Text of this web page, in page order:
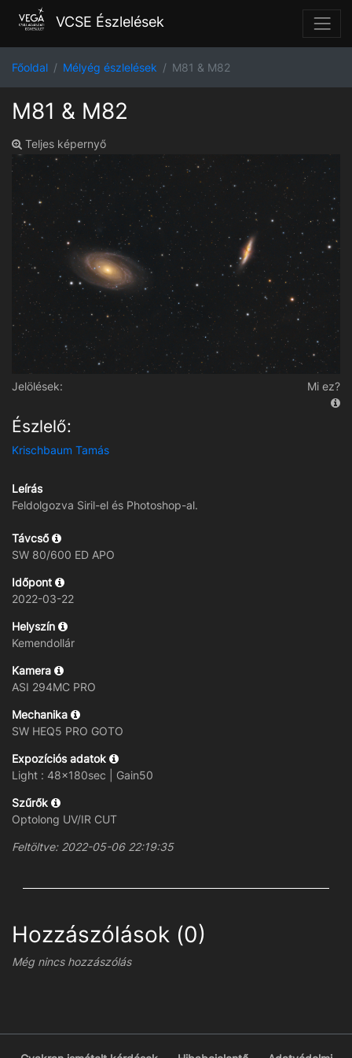
VCSE Észlelések
Főoldal Mélyég észlelések M81 & M82
M81 & M82
Teljes képernyő
Jelölések: Mi ez?
Észlelő:
Krischbaum Tamás
Leírás
Feldolgozva Siril-el és Photoshop-al.
Távcső
SW 80/600 ED APO
Időpont
2022-03-22
Helyszín
Kemendollár
Kamera
ASI 294MC PRO
Mechanika
SW HEQ5 PRO GOTO
Expozíciós adatok
Light : 48x180sec | Gain50
Szűrők
Optolong UV/IR CUT
Feltöltve: 2022-05-06 22:19:35
Hozzászólások (0)
Még nincs hozzászólás